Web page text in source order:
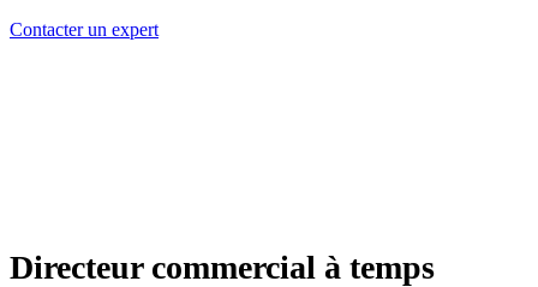
Contacter un expert
Directeur commercial à temps